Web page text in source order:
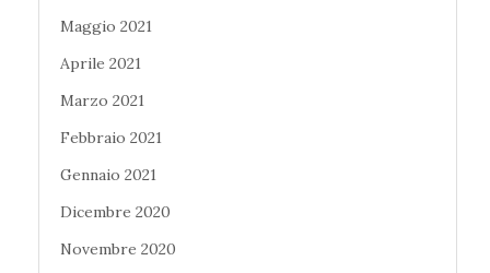
Maggio 2021
Aprile 2021
Marzo 2021
Febbraio 2021
Gennaio 2021
Dicembre 2020
Novembre 2020